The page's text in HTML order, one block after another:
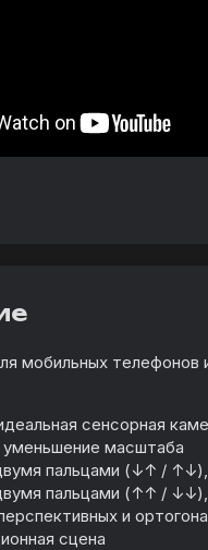
мобильных
сенсорная
уменьшение масштаба
пальцами (↓↑ /
пальцами (↑↑ / ↓↓),
и
сцена